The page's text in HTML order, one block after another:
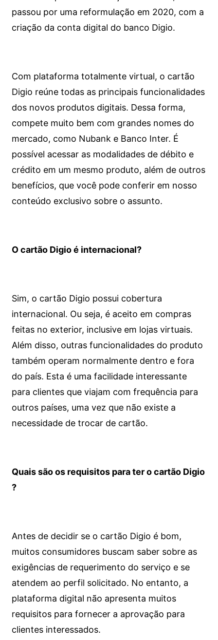
passou por uma reformulação em 2020, com a
criação da conta digital do banco Digio.
Com plataforma totalmente virtual, o cartão
Digio reúne todas as principais funcionalidades
dos novos produtos digitais. Dessa forma,
compete muito bem com grandes nomes do
mercado, como Nubank e Banco Inter. É
possível acessar as modalidades de débito e
crédito em um mesmo produto, além de outros
benefícios, que você pode conferir em nosso
conteúdo exclusivo sobre o assunto.
O cartão Digio é internacional?
Sim, o cartão Digio possui cobertura
internacional. Ou seja, é aceito em compras
feitas no exterior, inclusive em lojas virtuais.
Além disso, outras funcionalidades do produto
também operam normalmente dentro e fora
do país. Esta é uma facilidade interessante
para clientes que viajam com frequência para
outros países, uma vez que não existe a
necessidade de trocar de cartão.
Quais são os requisitos para ter o cartão Digio
?
Antes de decidir se o cartão Digio é bom,
muitos consumidores buscam saber sobre as
exigências de requerimento do serviço e se
atendem ao perfil solicitado. No entanto, a
plataforma digital não apresenta muitos
requisitos para fornecer a aprovação para
clientes interessados.